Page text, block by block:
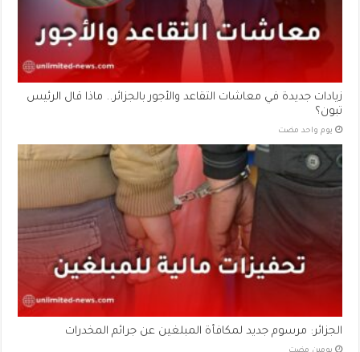
زيادات جديدة في معاشات التقاعد والأجور بالجزائر.. ماذا قال الرئيس
تبون؟
‏يوم واحد مضت
الجزائر: مرسوم جديد لمكافأة المبلغين عن جرائم المخدرات